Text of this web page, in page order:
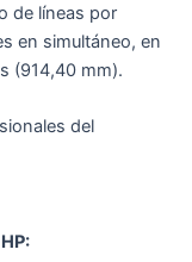
de líneas por
en simultáneo, en
(914,40 mm).
del